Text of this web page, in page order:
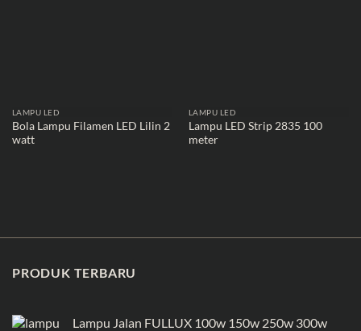
LAMPU LED
Bola Lampu Filamen LED Lilin 2
watt
LAMPU LED
Lampu LED Strip 2835 100
meter
PRODUK TERBARU
Lampu Jalan FULLUX 100w 150w 250w 300w